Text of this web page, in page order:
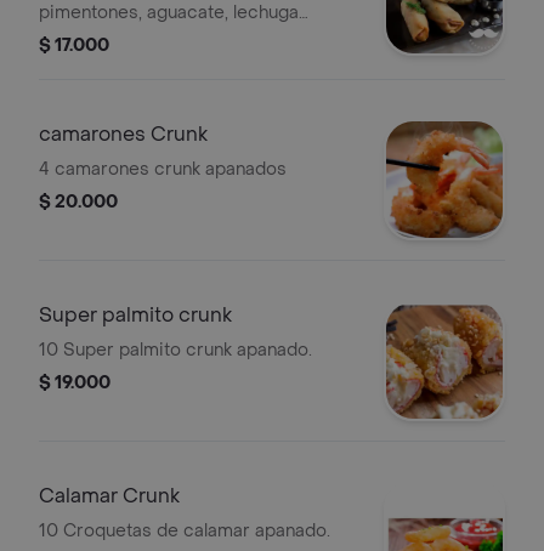
pimentones, aguacate, lechuga
morada, mango.
$ 17.000
camarones Crunk
4 camarones crunk apanados
$ 20.000
Super palmito crunk
10 Super palmito crunk apanado.
$ 19.000
Calamar Crunk
10 Croquetas de calamar apanado.